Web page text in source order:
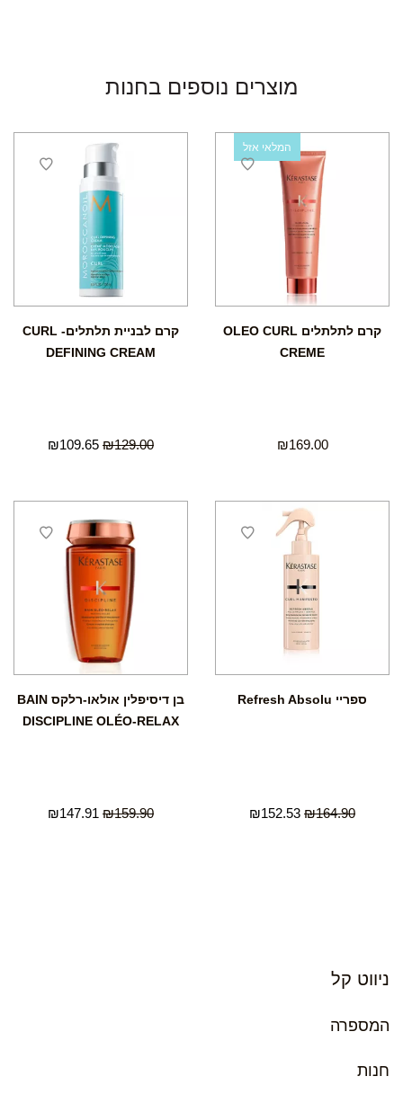
מוצרים נוספים בחנות
המלאי אזל
קרם לתלתלים OLEO CURL
CREME
₪169.00
קרם לבניית תלתלים- CURL
DEFINING CREAM
₪129.00
₪109.65
ספריי Refresh Absolu
₪164.90
₪152.53
בן דיסיפלין אולאו-רלקס BAIN
DISCIPLINE OLÉO-RELAX
₪159.90
₪147.91
ניווט קל
המספרה
חנות